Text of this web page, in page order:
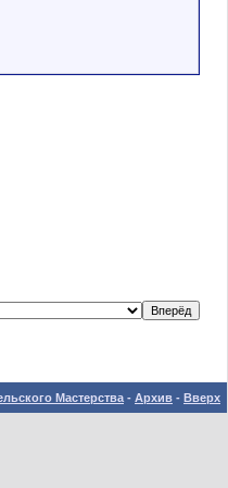
Мастерства - Архив - Вверх